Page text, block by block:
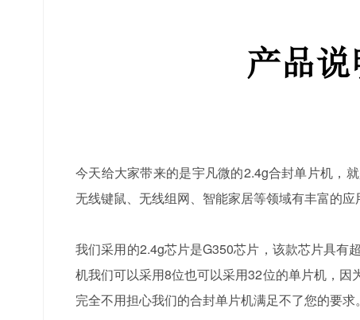
今天给大家带来的是宇凡微的2.4g合封单片机，
无线键鼠、无线组网、智能家居等领域有丰富的应
我们采用的2.4g芯片是G350芯片，该款芯片具有
机我们可以采用8位也可以采用32位的单片机，
完全不用担心我们的合封单片机满足不了您的要求。